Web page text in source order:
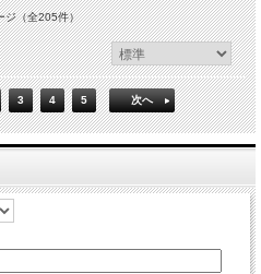
ジ（全205件）
3 4 5 次へ